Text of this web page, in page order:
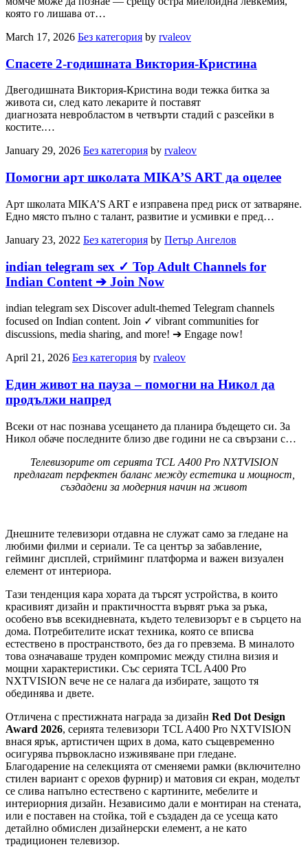
която го лишава от…
March 17, 2026 Без категория by rvaleov
Спасете 2-годишната Виктория-Кристина
Двегодишната Виктория-Кристина води тежка битка за
живота си, след като лекарите ѝ поставят
диагнозата невробластом в четвърти стадий с разсейки в
костите.…
January 29, 2026 Без категория by rvaleov
Помогни арт школата MIKA’S ART да оцелее
Арт школата MIKA’S ART е изправена пред риск от затваряне.
Едно място пълно с талант, развитие и усмивки е пред…
January 23, 2022 Без категория by Петър Ангелов
indian telegram sex ✓ Top Adult Channels for
Indian Content ➔ Join Now
indian telegram sex Discover adult-themed Telegram channels
focused on Indian content. Join ✓ vibrant communities for
discussions, media sharing, and more! ➔ Engage now!
April 21, 2026 Без категория by rvaleov
Един живот на пауза – помогни на Никол да
продължи напред
Всеки от нас познава усещането да планира бъдещето си. За
Никол обаче последните близо две години не са свързани с…
Телевизорите от серията TCL A400 Pro NXTVISION
предлагат перфектен баланс между естетика и мощност,
създадени за модерния начин на живот
Днешните телевизори отдавна не служат само за гледане на
любими филми и сериали. Те са център за забавление,
гейминг дисплей, стрийминг платформа и важен визуален
елемент от интериора.
Тази тенденция кара хората да търсят устройства, в които
красивият дизайн и практичността вървят ръка за ръка,
особено във всекидневната, където телевизорът е в сърцето на
дома. Потребителите искат техника, която се вписва
естествено в пространството, без да го превзема. В миналото
това означаваше труден компромис между стилна визия и
мощни характеристики. Със серията TCL A400 Pro
NXTVISION вече не се налага да избирате, защото тя
обединява и двете.
Отличена с престижната награда за дизайн Red Dot Design
Award 2026, серията телевизори TCL A400 Pro NXTVISION
внася ярък, артистичен щрих в дома, като същевременно
осигурява първокласно изживяване при гледане.
Благодарение на селекцията от сменяеми рамки (включително
стилен вариант с орехов фурнир) и матовия си екран, моделът
се слива напълно естествено с картините, мебелите и
интериорния дизайн. Независимо дали е монтиран на стената,
или е поставен на стойка, той е създаден да се усеща като
детайлно обмислен дизайнерски елемент, а не като
традиционен телевизор.